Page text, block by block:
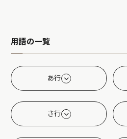
用語の一覧
あ行
さ行